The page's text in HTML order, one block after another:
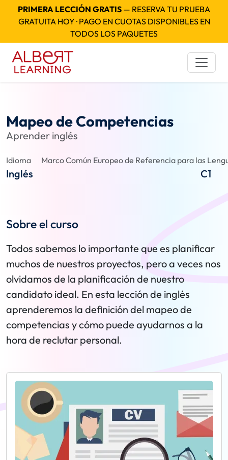
PRIMERA LECCIÓN GRATIS — RESERVA TU PRUEBA
GRATUITA HOY · PAGO EN CUOTAS DISPONIBLES EN
TODOS LOS PAQUETES
Mapeo de Competencias
Aprender inglés
Idioma
Inglés
Marco Común Europeo de Referencia para las
C1
Sobre el curso
Todos sabemos lo importante que es planificar
muchos de nuestros proyectos, pero a veces nos
olvidamos de la planificación de nuestro
candidato ideal. En esta lección de inglés
aprenderemos la definición del mapeo de
competencias y cómo puede ayudarnos a la
hora de reclutar personal.